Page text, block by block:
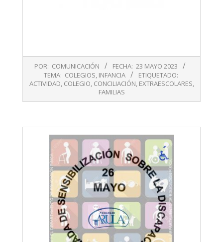
23
POR: COMUNICACIÓN FECHA: 23 MAYO 2023
TEMA: COLEGIOS, INFANCIA
ETIQUETADO:
ACTIVIDAD, COLEGIO, CONCILIACIÓN, EXTRAESCOLARES,
FAMILIAS